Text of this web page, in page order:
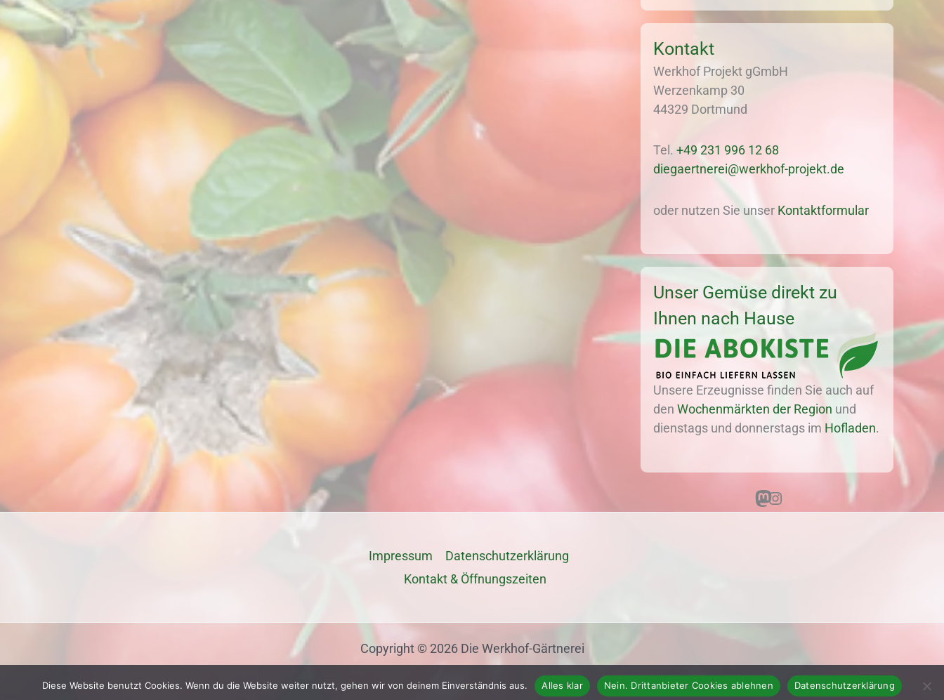
Kontakt
Werkhof Projekt gGmbH
Werzenkamp 30
44329 Dortmund
Tel. +49 231 996 12 68
diegaertnerei@werkhof-projekt.de
oder nutzen Sie unser Kontaktformular
Unser Gemüse direkt zu
Ihnen nach Hause
Unsere Erzeugnisse finden Sie auch auf
den Wochenmärkten der Region und
dienstags und donnerstags im Hofladen.
MastodonInstagram
Impressum
Datenschutz­erklärung
Kontakt & Öffnungszeiten
Copyright © 2026 Die Werkhof-Gärtnerei
Diese Website benutzt Cookies. Wenn du die Website weiter nutzt, gehen wir von deinem Einverständnis aus. Alles klar Nein. Drittanbieter Cookies ablehnen Datenschutzerklärung